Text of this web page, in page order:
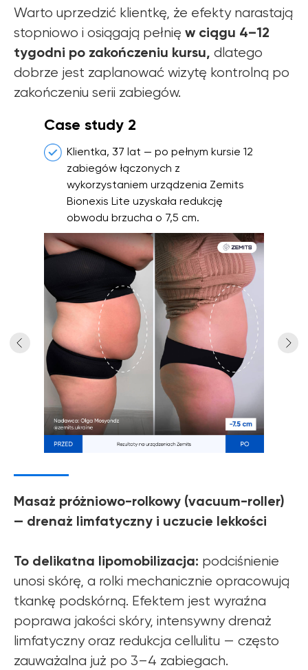
Warto uprzedzić klientkę, że efekty narastają
stopniowo i osiągają pełnię w ciągu 4–12
tygodni po zakończeniu kursu, dlatego
dobrze jest zaplanować wizytę kontrolną po
zakończeniu serii zabiegów.
Case study 2
Klientka, 37 lat — po pełnym kursie 12
zabiegów łączonych z
wykorzystaniem urządzenia Zemits
Bionexis Lite uzyskała redukcję
obwodu brzucha o 7,5 cm.
Masaż próżniowo-rolkowy (vacuum-roller)
— drenaż limfatyczny i uczucie lekkości
To delikatna lipomobilizacja: podciśnienie
unosi skórę, a rolki mechanicznie opracowują
tkankę podskórną. Efektem jest wyraźna
poprawa jakości skóry, intensywny drenaż
limfatyczny oraz redukcja cellulitu — często
zauważalna już po 3–4 zabiegach.